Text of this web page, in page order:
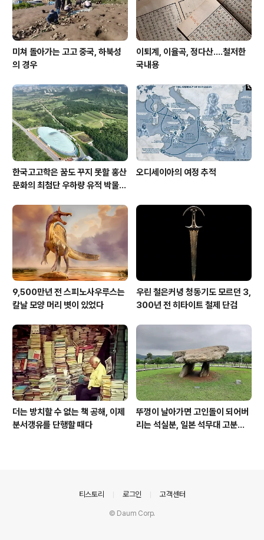
미쳐 돌아가는 고고 중국, 하북성
의 경우
이퇴계, 이율곡, 정다산....철저한
국내용
한국고고학은 꿈도 꾸지 못할 홍산
문화의 최첨단 우하량 유적 박물관
오디세이아의 여정 추적
9,500만년 전 스피노사우루스는
칼날 모양 머리 볏이 있었다
우린 철은커녕 청동기도 모르던 3,
300년 전 히타이트 철제 단검
더는 방치할 수 없는 책 공해, 이제
분서갱유를 단행할 때다
뚜껑이 날아가면 고인돌이 되어버
리는 석실분, 일본 석무대 고분의
티스토리 로그인 고객센터
© Daum Corp.